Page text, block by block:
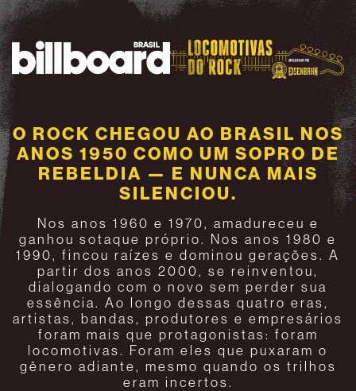
O ROCK CHEGOU AO BRASIL NOS
ANOS 1950 COMO UM SOPRO DE
REBELDIA — E NUNCA MAIS
SILENCIOU.
Nos anos 1960 e 1970, amadureceu e
ganhou sotaque próprio. Nos anos 1980 e
1990, fincou raízes e dominou gerações. A
partir dos anos 2000, se reinventou,
dialogando com o novo sem perder sua
essência. Ao longo dessas quatro eras,
artistas, bandas, produtores e empresários
foram mais que protagonistas: foram
locomotivas. Foram eles que puxaram o
gênero adiante, mesmo quando os trilhos
eram incertos.